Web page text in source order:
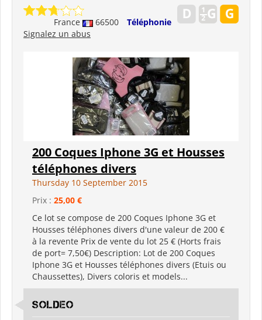
France 66500
Téléphonie
Signalez un abus
200 Coques Iphone 3G et Housses
téléphones divers
Thursday 10 September 2015
Prix : 25,00 €
Ce lot se compose de 200 Coques Iphone 3G et
Housses téléphones divers d'une valeur de 200 €
à la revente Prix de vente du lot 25 € (Horts frais
de port= 7,50€) Description: Lot de 200 Coques
Iphone 3G et Housses téléphones divers (Etuis ou
Chaussettes), Divers coloris et models...
SOLDEO